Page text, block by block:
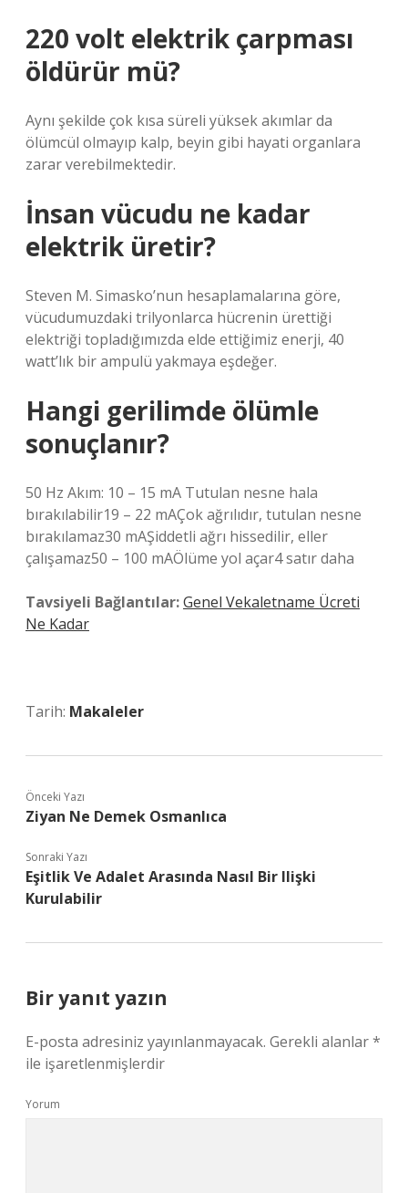
220 volt elektrik çarpması
öldürür mü?
Aynı şekilde çok kısa süreli yüksek akımlar da
ölümcül olmayıp kalp, beyin gibi hayati organlara
zarar verebilmektedir.
İnsan vücudu ne kadar
elektrik üretir?
Steven M. Simasko’nun hesaplamalarına göre,
vücudumuzdaki trilyonlarca hücrenin ürettiği
elektriği topladığımızda elde ettiğimiz enerji, 40
watt’lık bir ampulü yakmaya eşdeğer.
Hangi gerilimde ölümle
sonuçlanır?
50 Hz Akım: 10 – 15 mA Tutulan nesne hala
bırakılabilir19 – 22 mAÇok ağrılıdır, tutulan nesne
bırakılamaz30 mAŞiddetli ağrı hissedilir, eller
çalışamaz50 – 100 mAÖlüme yol açar4 satır daha
Tavsiyeli Bağlantılar:Genel Vekaletname Ücreti
Ne Kadar
Tarih: Makaleler
Önceki Yazı
Ziyan Ne Demek Osmanlıca
Sonraki Yazı
Eşitlik Ve Adalet Arasında Nasıl Bir Ilişki
Kurulabilir
Bir yanıt yazın
E-posta adresiniz yayınlanmayacak. Gerekli alanlar*
ile işaretlenmişlerdir
Yorum